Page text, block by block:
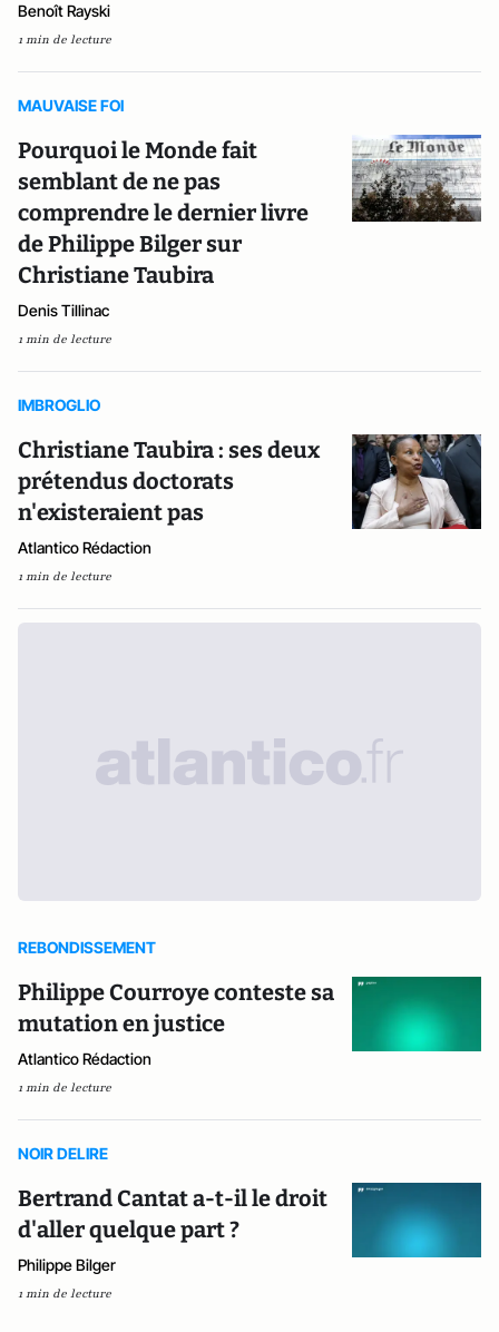
Benoît Rayski
1 min de lecture
MAUVAISE FOI
Pourquoi le Monde fait
semblant de ne pas
comprendre le dernier livre
de Philippe Bilger sur
Christiane Taubira
Denis Tillinac
1 min de lecture
IMBROGLIO
Christiane Taubira : ses deux
prétendus doctorats
n'existeraient pas
Atlantico Rédaction
1 min de lecture
REBONDISSEMENT
Philippe Courroye conteste sa
mutation en justice
Atlantico Rédaction
1 min de lecture
NOIR DELIRE
Bertrand Cantat a-t-il le droit
d'aller quelque part ?
Philippe Bilger
1 min de lecture